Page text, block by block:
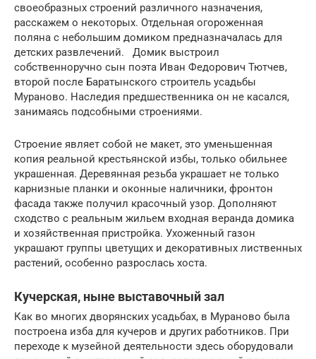
своеобразных строений различного назначения,
расскажем о некоторых. Отдельная огороженная
поляна с небольшим домиком предназначалась для
детских развлечений. Домик выстроил
собственноручно сын поэта Иван Федорович Тютчев,
второй после Баратынского строитель усадьбы
Мураново. Наследия предшественника он не касался,
занимаясь подсобными строениями.
Строение являет собой не макет, это уменьшенная
копия реальной крестьянской избы, только обильнее
украшенная. Деревянная резьба украшает не только
карнизные планки и оконные наличники, фронтон
фасада также получил красочный узор. Дополняют
сходство с реальным жильем входная веранда домика
и хозяйственная пристройка. Ухоженный газон
украшают группы цветущих и декоративных лиственных
растений, особенно разрослась хоста.
Кучерская, ныне выставочный зал
Как во многих дворянских усадьбах, в Мураново была
построена изба для кучеров и других работников. При
переходе к музейной деятельности здесь оборудовали